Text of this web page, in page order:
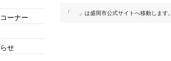
ーナー
せ
「 」は盛岡市公式サイトへ移動します。